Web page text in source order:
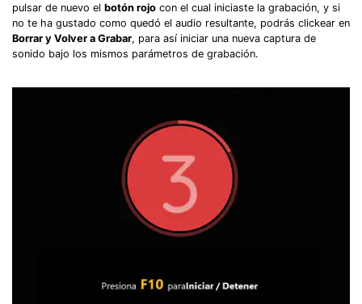
pulsar de nuevo el botón rojo con el cual iniciaste la grabación, y si
no te ha gustado como quedó el audio resultante, podrás clickear en
Borrar y Volver a Grabar, para así iniciar una nueva captura de
sonido bajo los mismos parámetros de grabación.